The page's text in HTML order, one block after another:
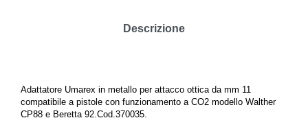
Descrizione
Adattatore Umarex in metallo per attacco ottica da mm 11
compatibile a pistole con funzionamento a CO2 modello Walther
CP88 e Beretta 92.Cod.370035.